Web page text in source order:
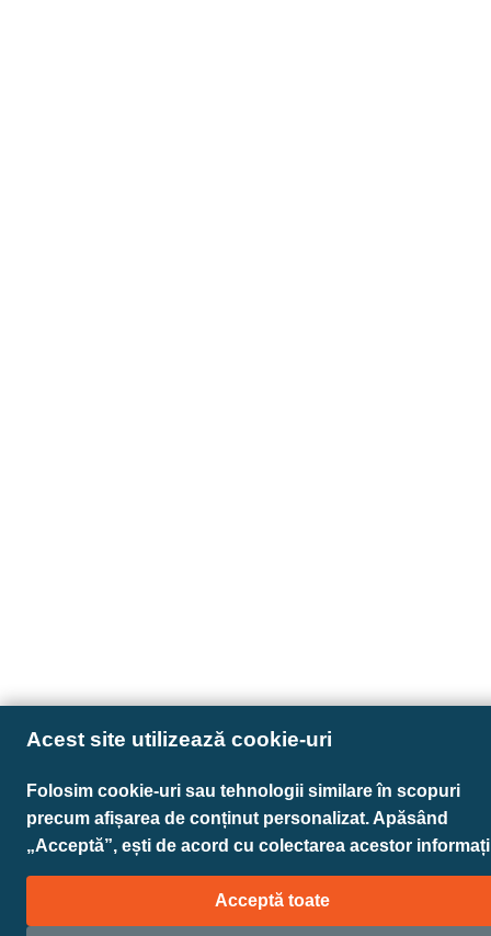
Acest site utilizează cookie-uri
Folosim cookie-uri sau tehnologii similare în scopuri
precum afișarea de conținut personalizat. Apăsând
„Acceptă”, ești de acord cu colectarea acestor
Acceptă toate